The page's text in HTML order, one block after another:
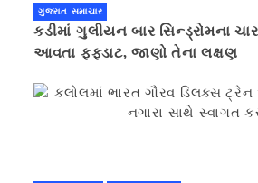
ગુજરાત સમાચાર
કડીમાં ગુલીયન બાર સિન્ડ્રોમના
આવતા ફફડાટ, જાણો તેના લક્ષણ